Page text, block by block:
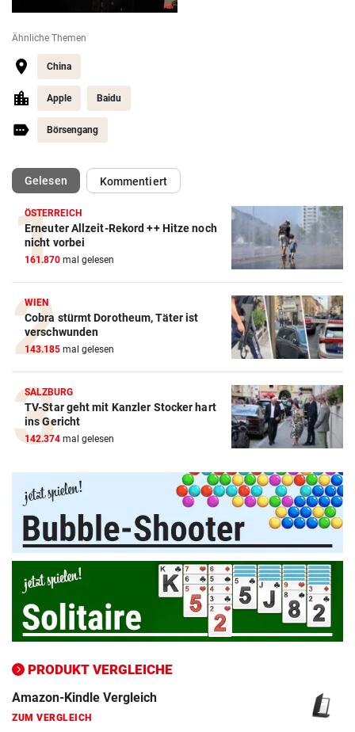
Ähnliche Themen
China
Apple Baidu
Börsengang
Gelesen(ausgewählt)Kommentiert
ÖSTERREICH
Erneuter Allzeit-Rekord ++ Hitze noch
nicht vorbei
161.870 mal gelesen
WIEN
Cobra stürmt Dorotheum, Täter ist
verschwunden
143.185 mal gelesen
SALZBURG
TV-Star geht mit Kanzler Stocker hart
ins Gericht
142.374 mal gelesen
PRODUKT VERGLEICHE
Amazon-Kindle Vergleich
ZUM VERGLEICH
Apple-iPad Vergleich
ZUM VERGLEICH
Apple-iPhone Vergleich
ZUM VERGLEICH
Apple Macbook Vergleich
ZUM VERGLEICH